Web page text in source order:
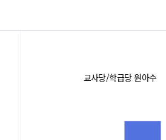
교사당/학급당 원아수